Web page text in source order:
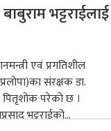
बाबुराम भट्टराईलाई
एवं प्रगतिशील
संरक्षक डा.
पितृशोक परेको छ ।
भट्टराईको...